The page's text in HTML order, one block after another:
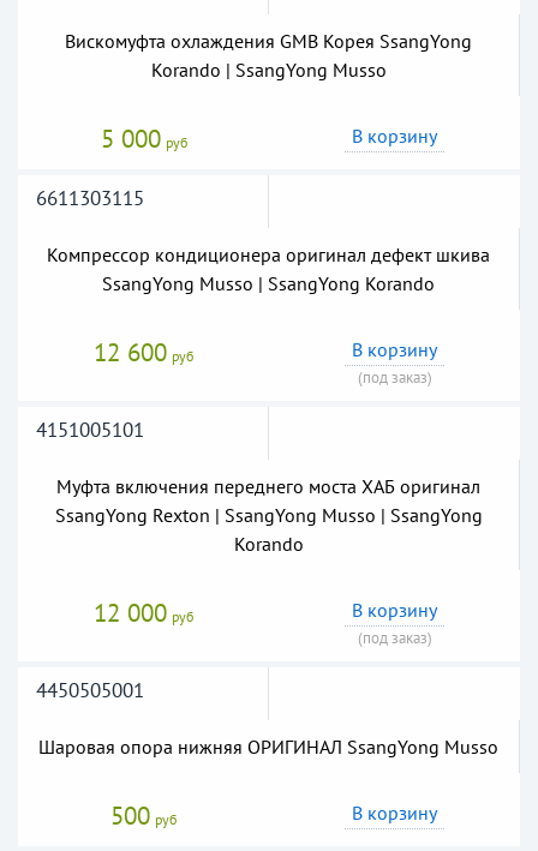
Вискомуфта охлаждения GMB Корея SsangYong
Korando | SsangYong Musso
5 000 руб В корзину
6611303115
Компрессор кондиционера оригинал дефект шкива
SsangYong Musso | SsangYong Korando
12 600 руб В корзину
(под заказ)
4151005101
Муфта включения переднего моста ХАБ оригинал
SsangYong Rexton | SsangYong Musso | SsangYong
Korando
12 000 руб В корзину
(под заказ)
4450505001
Шаровая опора нижняя ОРИГИНАЛ SsangYong Musso
500 руб В корзину